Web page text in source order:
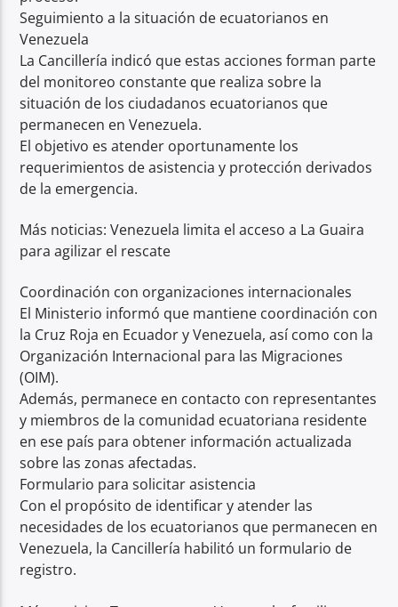
Seguimiento a la situación de ecuatorianos en
Venezuela
La Cancillería indicó que estas acciones forman parte
del monitoreo constante que realiza sobre la
situación de los ciudadanos ecuatorianos que
permanecen en Venezuela.
El objetivo es atender oportunamente los
requerimientos de asistencia y protección derivados
de la emergencia.
Más noticias: Venezuela limita el acceso a La Guaira
para agilizar el rescate
Coordinación con organizaciones internacionales
El Ministerio informó que mantiene coordinación con
la Cruz Roja en Ecuador y Venezuela, así como con la
Organización Internacional para las Migraciones
(OIM).
Además, permanece en contacto con representantes
y miembros de la comunidad ecuatoriana residente
en ese país para obtener información actualizada
sobre las zonas afectadas.
Formulario para solicitar asistencia
Con el propósito de identificar y atender las
necesidades de los ecuatorianos que permanecen en
Venezuela, la Cancillería habilitó un formulario de
registro.